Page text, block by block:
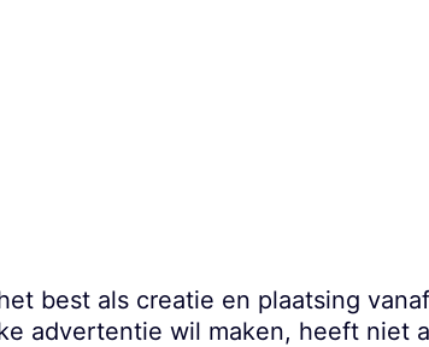
best als creatie en plaatsing
advertentie wil maken, heeft niet